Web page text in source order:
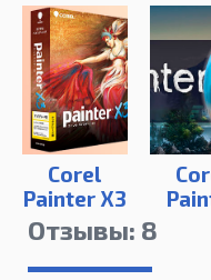
Corel
Painter X3
Отзывы: 8